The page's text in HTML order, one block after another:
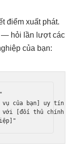
điểm xuất phát.
— hỏi lần lượt các
của bạn:
vụ của bạn] uy tín tại
với [đối thủ chính]"